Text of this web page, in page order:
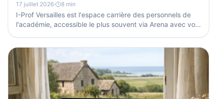
17 juillet 2026· 8 min
I-Prof Versailles est l'espace carrière des personnels de
l'académie, accessible le plus souvent via Arena avec vos